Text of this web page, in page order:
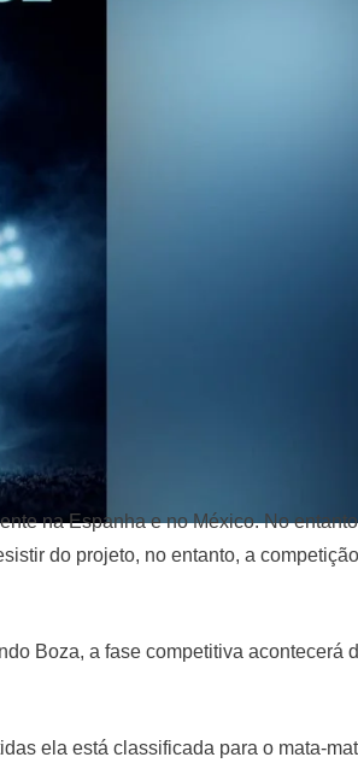
na Espanha e no México. No
do projeto, no entanto, a
Boza, a fase competitiva acontecerá
ela está classificada para o mata-